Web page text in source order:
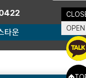
타운
OPEN